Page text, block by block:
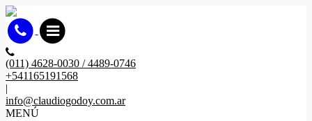
(011) 4628-0030 / 4489-0746
+541165191568
|
info@claudiogodoy.com.ar
MENÚ